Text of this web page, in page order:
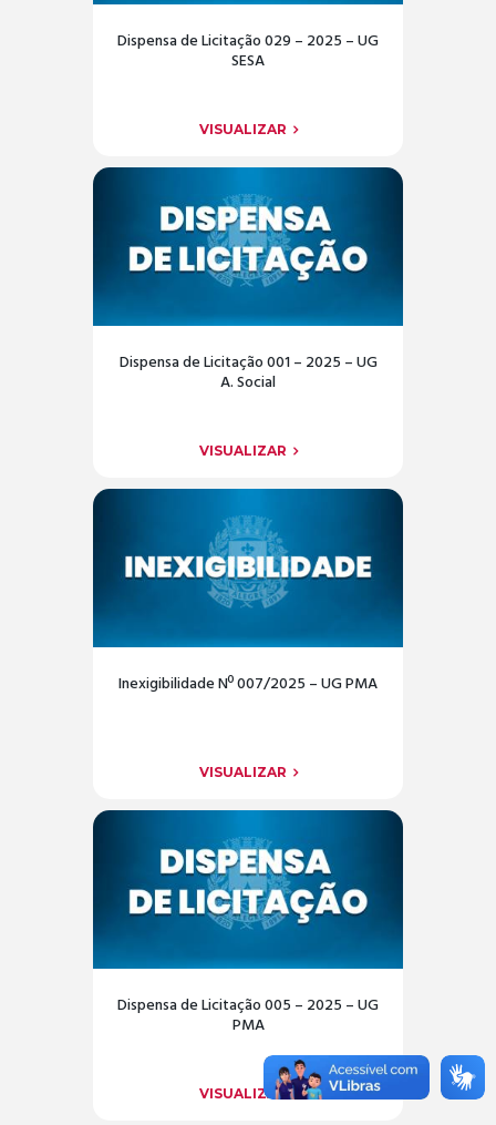
Dispensa de Licitação 029 – 2025 – UG
SESA
VISUALIZAR
Dispensa de Licitação 001 – 2025 – UG
A. Social
VISUALIZAR
Inexigibilidade Nº 007/2025 – UG PMA
VISUALIZAR
Dispensa de Licitação 005 – 2025 – UG
PMA
VISUALIZAR